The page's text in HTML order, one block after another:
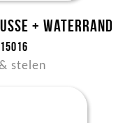
+ waterrand
15016
stelen